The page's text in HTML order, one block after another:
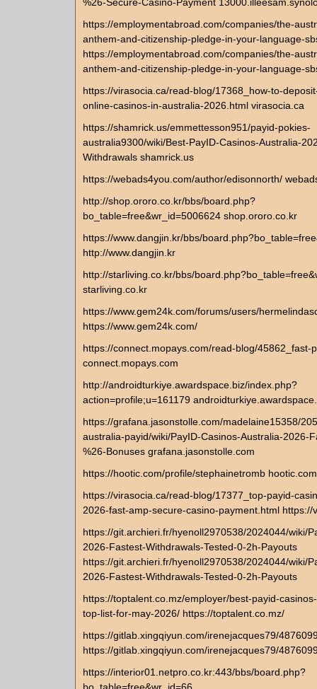
https://employmentabroad.com/companies/the-
anthem-and-citizenship-pledge-in-your-language-
https://employmentabroad.com/companies/the-
anthem-and-citizenship-pledge-in-your-language-
https://virasocia.ca/read-blog/17368_how-to-
online-casinos-in-australia-2026.html virasocia.ca
https://shamrick.us/emmettesson951/payid-pokies-
australia9300/wiki/Best-PayID-Casinos-Australia-
Withdrawals shamrick.us
https://webads4you.com/author/edisonnorth/
http://shop.ororo.co.kr/bbs/board.php?
bo_table=free&wr_id=5006624 shop.ororo.co.kr
https://www.dangjin.kr/bbs/
http://www.dangjin.kr
http://starliving.co.kr/bbs/
starliving.co.kr
https://www.gem24k.com/forums/users/
https://www.gem24k.com/
https://connect.mopays.com/read-blog/45862_fast-
connect.mopays.com
http://androidturkiye.awardspace.biz/index.php?
action=profile;u=161179
https://grafana.jasonstolle.com/madelaine15358/
australia-payid/wiki/PayID-Casinos-Australia-2026-
%26-Bonuses grafana.jasonstolle.com
https://hootic.com/profile/stephainetromb hootic.com
https://virasocia.ca/read-blog/17377_top-payid-
2026-fast-amp-secure-casino-payment.html https://
https://git.archieri.fr/hyenoll2970538/2024044/wiki/
2026-Fastest-Withdrawals-Tested-0-2h-Payouts
https://git.archieri.fr/hyenoll2970538/2024044/wiki/
2026-Fastest-Withdrawals-Tested-0-2h-Payouts
https://toptalent.co.mz/employer/best-payid-
top-list-for-may-2026/ https://toptalent.co.mz/
https://gitlab.xingqiyun.com/irenejacques79/
https://gitlab.xingqiyun.com/irenejacques79/
https://interior01.netpro.co.kr:443/bbs/board.php?